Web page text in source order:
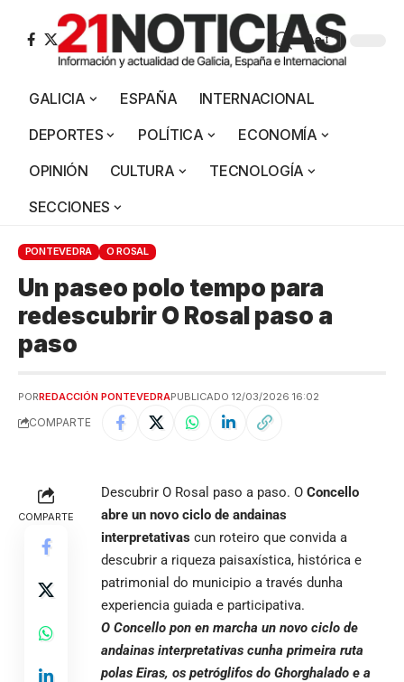
Aa
GALICIA ESPAÑA
INTERNACIONAL
DEPORTES
POLÍTICA
ECONOMÍA
OPINIÓN
CULTURA
TECNOLOGÍA
SECCIONES
PONTEVEDRA O ROSAL
Un paseo polo tempo para
redescubrir O Rosal paso a
paso
PORREDACCIÓN PONTEVEDRAPUBLICADO 12/03/2026 16:02
COMPARTE
COMPARTE
Descubrir O Rosal paso a paso. O Concello
abre un novo ciclo de andainas
interpretativas cun roteiro que convida a
descubrir a riqueza paisaxística, histórica e
patrimonial do municipio a través dunha
experiencia guiada e participativa.
O Concello pon en marcha un novo ciclo de
andainas interpretativas cunha primeira ruta
polas Eiras, os petróglifos do Ghorghalado e a